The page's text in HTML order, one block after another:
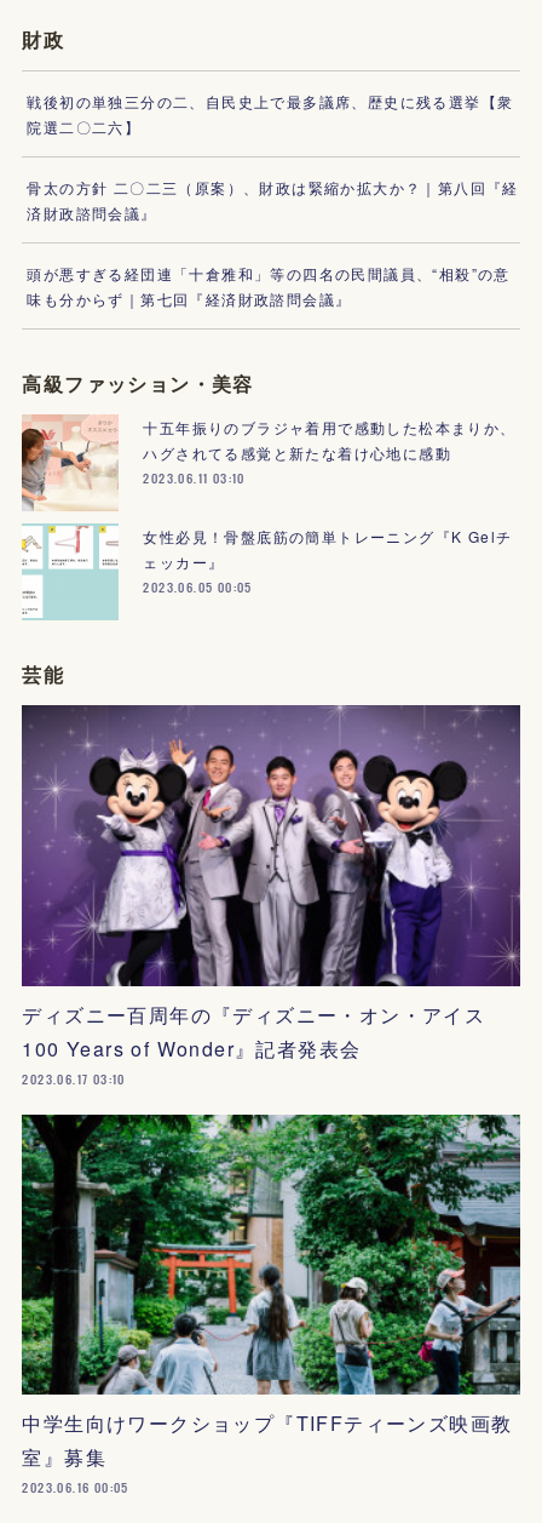
財政
戦後初の単独三分の二、自民史上で最多議席、歴史に残る選挙【衆
院選二〇二六】
骨太の方針 二〇二三（原案）、財政は緊縮か拡大か？｜第八回『経
済財政諮問会議』
頭が悪すぎる経団連「十倉雅和」等の四名の民間議員、“相殺”の意
味も分からず｜第七回『経済財政諮問会議』
高級ファッション・美容
十五年振りのブラジャ着用で感動した松本まりか、
ハグされてる感覚と新たな着け心地に感動
2023.06.11 03:10
女性必見！骨盤底筋の簡単トレーニング『K Gelチ
ェッカー』
2023.06.05 00:05
芸能
ディズニー百周年の『ディズニー・オン・アイス
100 Years of Wonder』記者発表会
2023.06.17 03:10
中学生向けワークショップ『TIFFティーンズ映画教
室』募集
2023.06.16 00:05